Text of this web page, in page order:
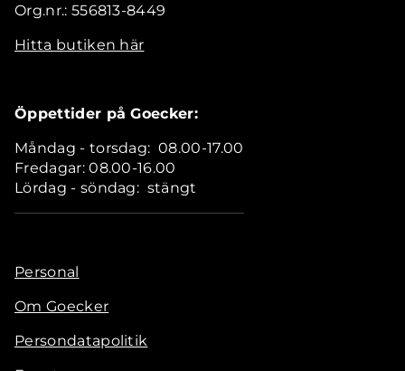
Org.nr.: 556813-8449
Hitta butiken här
Öppettider på Goecker:
Måndag - torsdag: 08.00-17.00
Fredagar: 08.00-16.00
Lördag - söndag: stängt
Personal
Om Goecker
Persondatapolitik